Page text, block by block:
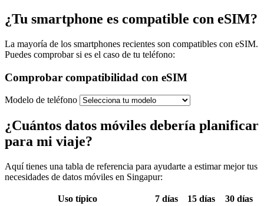
¿Tu smartphone es compatible con eSIM?
La mayoría de los smartphones recientes son compatibles con eSIM.
Puedes comprobar si es el caso de tu teléfono:
Comprobar compatibilidad con eSIM
Modelo de teléfono
¿Cuántos datos móviles debería planificar
para mi viaje?
Aquí tienes una tabla de referencia para ayudarte a estimar mejor tus
necesidades de datos móviles en Singapur:
Uso típico 7 días 15 días 30 días